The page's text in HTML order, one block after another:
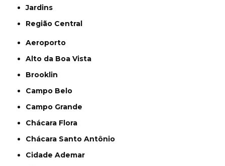
Jardins
Região Central
Aeroporto
Alto da Boa Vista
Brooklin
Campo Belo
Campo Grande
Chácara Flora
Chácara Santo Antônio
Cidade Ademar